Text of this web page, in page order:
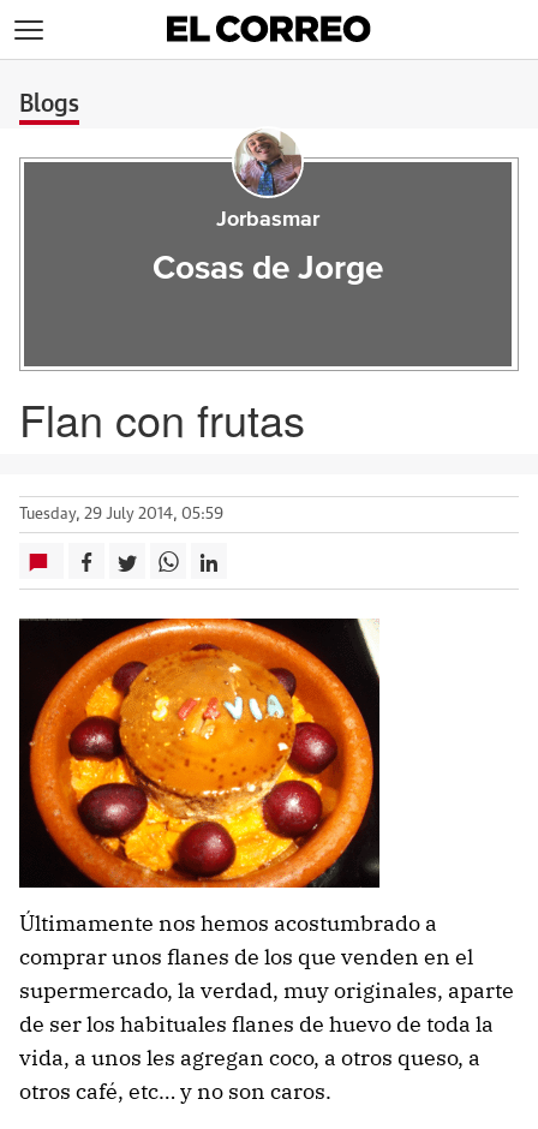
Blogs
Jorbasmar
Cosas de Jorge
Flan con frutas
Tuesday, 29 July 2014, 05:59
Últimamente nos hemos acostumbrado a
comprar unos flanes de los que venden en el
supermercado, la verdad, muy originales, aparte
de ser los habituales flanes de huevo de toda la
vida, a unos les agregan coco, a otros queso, a
otros café, etc… y no son caros.